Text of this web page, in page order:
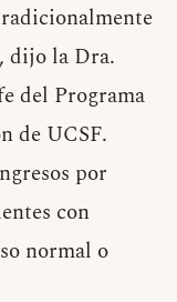
dijo la Dra.
del Programa
de UCSF.
por
con
normal o